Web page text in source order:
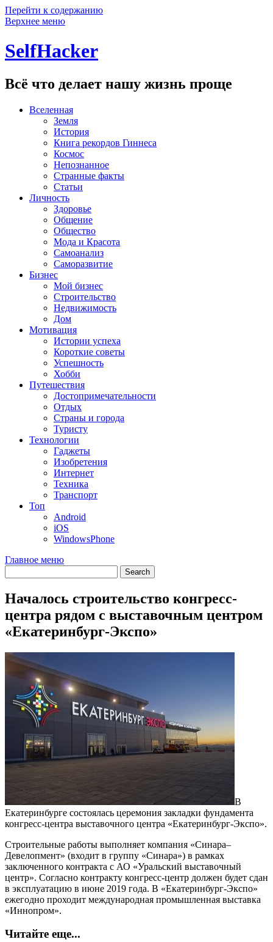
Перейти к содержанию
Верхнее меню
SelfHacker
Всё что делает нашу жизнь проще
Вселенная
Земля
История
Книга рекордов Гиннеса
Космос
Непознанное
Странные факты
Статьи
Личность
Здоровье
Общение
Общество
Мода и Красота
Самоанализ
Саморазвитие
Бизнес
Мой бизнес
Строительство
Недвижимость
Дом
Мотивация
Истории успеха
Короткие советы
Успешность
Хобби
Путешествия
Достопримечательности
Отдых
Страны и города
Туристу
Технологии
Гаджеты
Изобретения
Интернет
Техника
Транспорт
Топ
Android
iOS
WindowsPhone
Главное меню
Началось строительство конгресс-
центра рядом с выставочным центром
«Екатеринбург-Экспо»
В
Екатеринбурге состоялась церемония закладки фундамента
конгресс-центра выставочного центра «Екатеринбург-Экспо».
Строительные работы выполняет компания «Синара–
Девелопмент» (входит в группу «Синара») в рамках
заключенного контракта с АО «Уральский выставочный
центр». Согласно контракту конгресс-центр должен будет сдан
в эксплуатацию в июне 2019 года. В «Екатеринбург-Экспо»
ежегодно проходит международная промышленная выставка
«Иннопром».
Читайте еще...